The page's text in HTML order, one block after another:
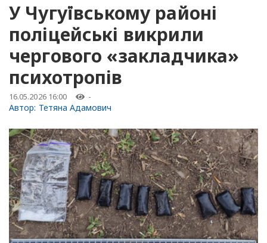
У Чугуївському районі
поліцейські викрили
чергового «закладчика»
психотропів
16.05.2026 16:00 -
Автор: Тетяна Адамович